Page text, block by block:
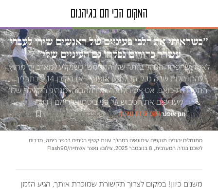
טור דעה
״כשראיתי את הלבן בעיניים של האנשים שירו לעברי
עשרה כדורים נפקחו גם העיניים שלי״
לאחר שהפחד הגדול ביותר שלו התממש, כשנקלע למארב ירי מחוץ
להתנחלות שבה גדל, החל חנן אופנר – אז רק בן 14 – בתהליך
התפכחות כואב. אט-אט חלחלה אליו ההבנה: מנהיגי הקהילה שלו
מעדיפים את הכיבוש על פני ביטחון ילדיהם | דעה
חנן אופנר·המקום הכי חם בגיהנום·
29.05.2026
·זמן קריאה 4 דק׳
מתנחלים יהודים תוקפים עיתונאים במהלך עונת קטיף הזיתים בכפר ביתה, מדרום
לשכם בגדה המערבית, 8 בנובמבר 2025. צילום: נאצר אשתייה/Flash90
משנים כיוון! במקום לצרוך תקשורת שמוכרת אותך, הגיע הזמן